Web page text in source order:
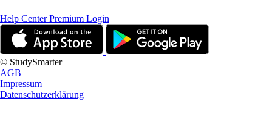
Help CenterPremium Login
© StudySmarter
AGB
Impressum
Datenschutzerklärung